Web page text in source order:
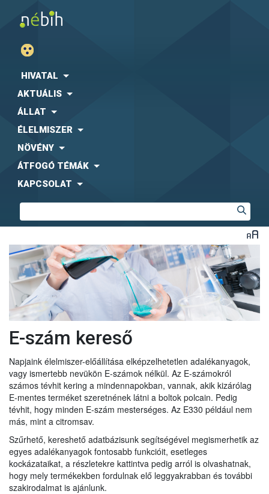
HIVATAL
AKTUÁLIS
ÁLLAT
ÉLELMISZER
NÖVÉNY
ÁTFOGÓ TÉMÁK
KAPCSOLAT
E-szám kereső
Napjaink élelmiszer-előállítása elképzelhetetlen adalékanyagok,
vagy ismertebb nevükön E-számok nélkül. Az E-számokról
számos tévhit kering a mindennapokban, vannak, akik kizárólag
E-mentes terméket szeretnének látni a boltok polcain. Pedig
tévhit, hogy minden E-szám mesterséges. Az E330 például nem
más, mint a citromsav.
Szűrhető, kereshető adatbázisunk segítségével megismerhetik az
egyes adalékanyagok fontosabb funkcióit, esetleges
kockázataikat, a részletekre kattintva pedig arról is olvashatnak,
hogy mely termékekben fordulnak elő leggyakrabban és további
szakirodalmat is ajánlunk.